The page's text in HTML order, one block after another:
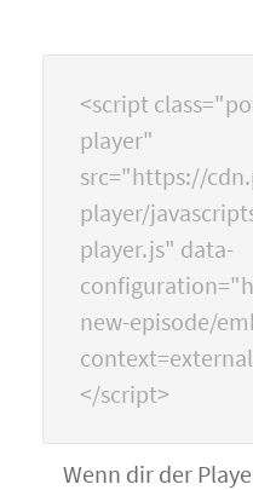
<script
player"
src="https://
player/
player.js" data-
new-episode/
</script>
Wenn dir der